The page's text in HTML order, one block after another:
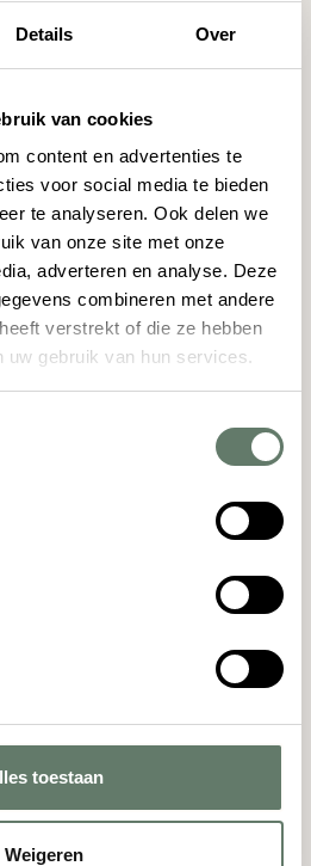
Details Over
van cookies
content en advertenties te
voor social media te bieden
te analyseren. Ook delen we
van onze site met onze
adverteren en analyse. Deze
combineren met andere
verstrekt of die ze hebben
uw gebruik van hun services.
toestaan
Weigeren
Beschikbaarheid
Beschikbaarheid